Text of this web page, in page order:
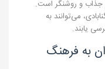
جذاب و روشنگر است.
می‌توانند به
یابند.
به فرهنگ